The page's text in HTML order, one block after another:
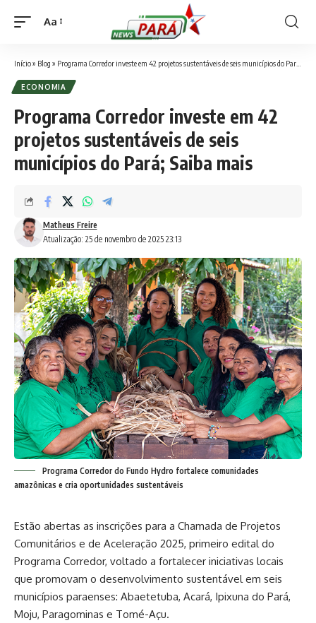
Font
Aa
Início» Blog » Programa Corredor investe em 42 projetos sustentáveis de seis municípios do Pará; Saiba mais
ECONOMIA
Programa Corredor investe em 42
projetos sustentáveis de seis
municípios do Pará; Saiba mais
Atualização: 25 de novembro de 2025 23:13
Matheus Freire
Programa Corredor do Fundo Hydro fortalece comunidades
amazônicas e cria oportunidades sustentáveis
Estão abertas as inscrições para a Chamada de Projetos
Comunitários e de Aceleração 2025, primeiro edital do
Programa Corredor, voltado a fortalecer iniciativas locais
que promovam o desenvolvimento sustentável em seis
municípios paraenses: Abaetetuba, Acará, Ipixuna do Pará,
Moju, Paragominas e Tomé-Açu.